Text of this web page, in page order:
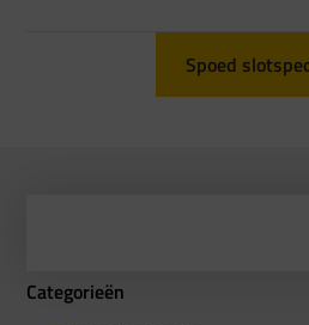
Spoed
Categorieën